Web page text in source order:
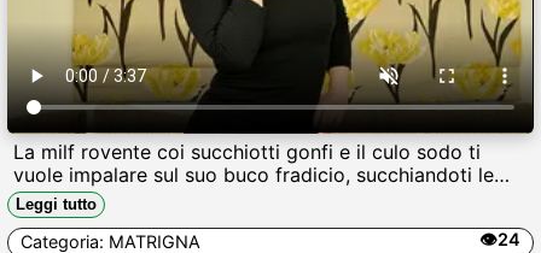
La milf rovente coi succhiotti gonfi e il culo sodo ti
vuole impalare sul suo buco fradicio, succhiandoti le
palle fino a farti schizzare sborra calda in figa e bocca,
troia insaziabile pronta a cavalcarti tutta la notte.
Leggi tutto
Categoria: MATRIGNA 👁️24